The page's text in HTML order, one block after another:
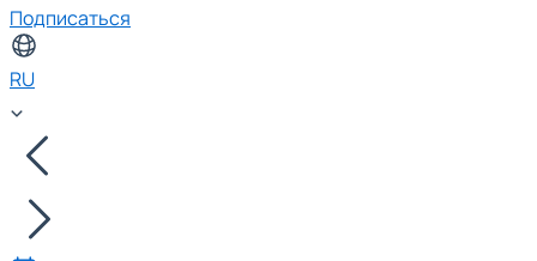
Подписаться
RU